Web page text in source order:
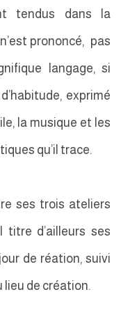
tendus dans la
prononcé, pas
langage, si
exprimé
la musique et les
qu’il trace.
ses trois ateliers
titre d’ailleurs ses
de réation, suivi
lieu de création.